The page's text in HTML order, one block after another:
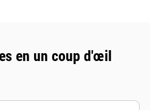
en un coup d'œil